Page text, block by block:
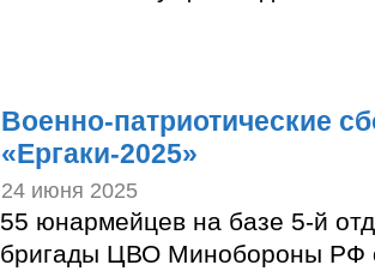
Военно-патриотические
«Ергаки-2025»
24 июня 2025
55 юнармейцев на базе 5-й
бригады ЦВО Минобороны РФ